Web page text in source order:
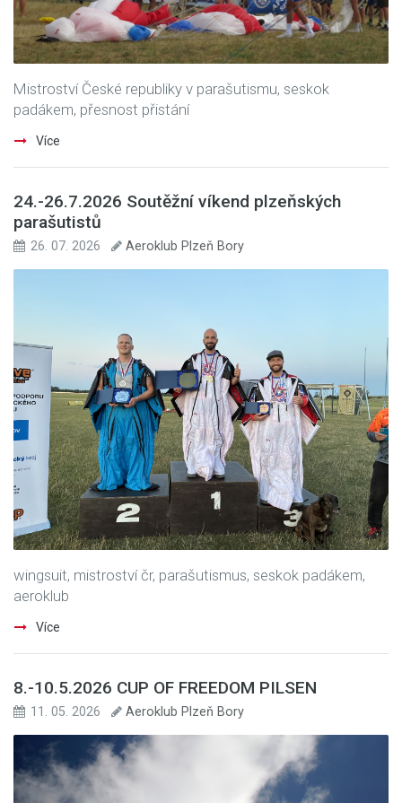
Mistroství České republiky v parašutismu, seskok
padákem, přesnost přistání
Více
24.-26.7.2026 Soutěžní víkend plzeňských
parašutistů
26. 07. 2026 Aeroklub Plzeň Bory
wingsuit, mistroství čr, parašutismus, seskok padákem,
aeroklub
Více
8.-10.5.2026 CUP OF FREEDOM PILSEN
11. 05. 2026 Aeroklub Plzeň Bory